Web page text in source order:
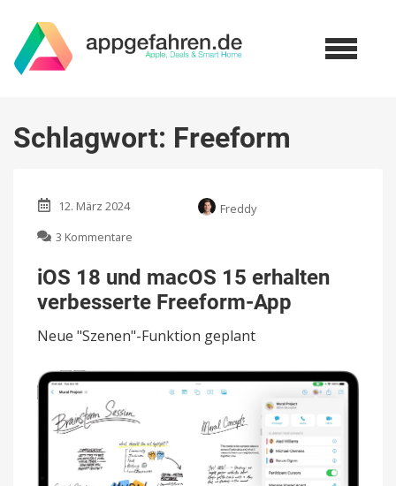
Schlagwort: Freeform
12. März 2024
Freddy
3 Kommentare
18
und
macOS
erhalten
Freeform-
iOS 18 und macOS 15 erhalten
verbesserte Freeform-App
Neue "Szenen"-Funktion geplant